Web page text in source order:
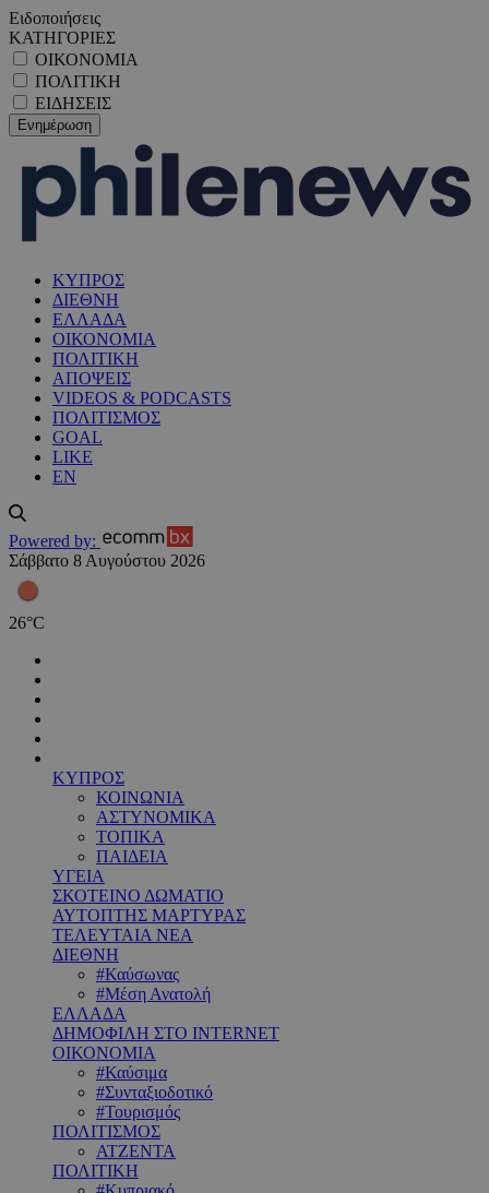
Ειδοποιήσεις
ΚΑΤΗΓΟΡΙΕΣ
ΟΙΚΟΝΟΜΙΑ
ΠΟΛΙΤΙΚΗ
ΕΙΔΗΣΕΙΣ
ΚΥΠΡΟΣ
ΔΙΕΘΝΗ
ΕΛΛΑΔΑ
ΟΙΚΟΝΟΜΙΑ
ΠΟΛΙΤΙΚΗ
ΑΠΟΨΕΙΣ
VIDEOS & PODCASTS
ΠΟΛΙΤΙΣΜΟΣ
GOAL
LIKE
EN
Powered by:
Σάββατο 8 Αυγούστου 2026
26°C
ΚΥΠΡΟΣ
ΚΟΙΝΩΝΙΑ
ΑΣΤΥΝΟΜΙΚΑ
ΤΟΠΙΚΑ
ΠΑΙΔΕΙΑ
ΥΓΕΙΑ
ΣΚΟΤΕΙΝΟ ΔΩΜΑΤΙΟ
ΑΥΤΟΠΤΗΣ ΜΑΡΤΥΡΑΣ
ΤΕΛΕΥΤΑΙΑ ΝΕΑ
ΔΙΕΘΝΗ
#Καύσωνας
#Μέση Ανατολή
ΕΛΛΑΔΑ
ΔΗΜΟΦΙΛΗ ΣΤΟ INTERNET
ΟΙΚΟΝΟΜΙΑ
#Καύσιμα
#Συνταξιοδοτικό
#Τουρισμός
ΠΟΛΙΤΙΣΜΟΣ
ΑΤΖΕΝΤΑ
ΠΟΛΙΤΙΚΗ